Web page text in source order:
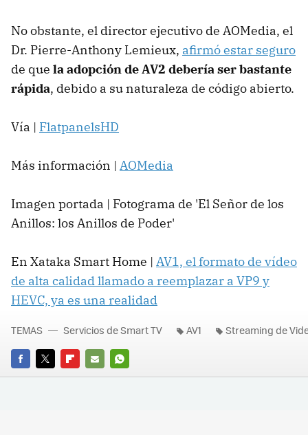
No obstante, el director ejecutivo de AOMedia, el
Dr. Pierre-Anthony Lemieux, afirmó estar seguro
de que la adopción de AV2 debería ser bastante
rápida, debido a su naturaleza de código abierto.
Vía | FlatpanelsHD
Más información | AOMedia
Imagen portada | Fotograma de 'El Señor de los
Anillos: los Anillos de Poder'
En Xataka Smart Home | AV1, el formato de vídeo
de alta calidad llamado a reemplazar a VP9 y
HEVC, ya es una realidad
FACEBOOK
TWITTERFLIPBOARD
E-
WHATSAPP
TEMAS Servicios de Smart TV AV1 Streaming de